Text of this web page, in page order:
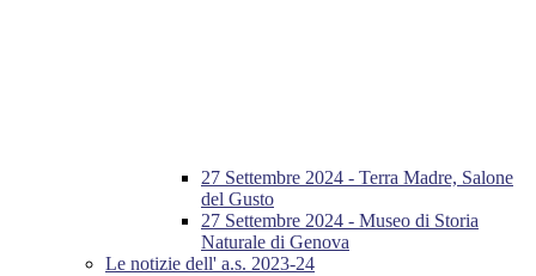
27 Settembre 2024 - Terra Madre, Salone
del Gusto
27 Settembre 2024 - Museo di Storia
Naturale di Genova
Le notizie dell' a.s. 2023-24